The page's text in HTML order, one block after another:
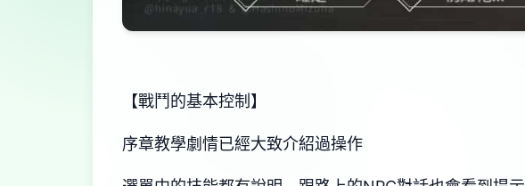
【戰鬥的基本控制】
序章教學劇情已經大致介紹過操作